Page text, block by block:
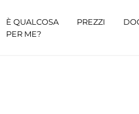
È QUALCOSA
PER ME?
PREZZI